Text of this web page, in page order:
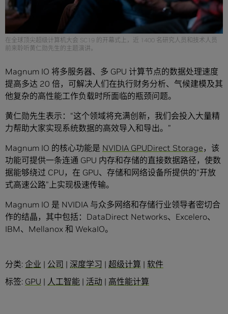
在全球顶尖超级计算机大会 SC19 的开幕式上，近 1400 名研究人员和技术人员
前来聆听黄仁勋先生的主题演讲。
Magnum IO 将多服务器、多 GPU 计算节点的数据处理速度
提高多达 20 倍，可解决人们在执行财务分析、气候建模及其
他复杂的高性能工作负载时所面临的瓶颈问题。
黄仁勋先生表示：“这个领域将充满创新，我们会投入大量精
力帮助大家实现系统数据的高效导入和导出。”
Magnum IO 的核心功能是 NVIDIA GPUDirect Storage，该
功能可提供一条连通 GPU 内存和存储的直接数据路径，使数
据能够绕过 CPU，在 GPU、存储和网络设备所提供的“开放
式高速公路”上实现极速传输。
Magnum IO 是 NVIDIA 与众多网络和存储行业领导者密切合
作的结晶，其中包括：DataDirect Networks、Excelero、
IBM、Mellanox 和 WekaIO。
分类: 企业 | 公司 | 深度学习 | 超级计算 | 软件
标签: GPU | 人工智能 | 活动 | 高性能计算